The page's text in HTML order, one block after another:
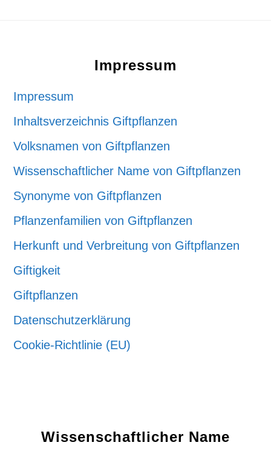
Impressum
Impressum
Inhaltsverzeichnis Giftpflanzen
Volksnamen von Giftpflanzen
Wissenschaftlicher Name von Giftpflanzen
Synonyme von Giftpflanzen
Pflanzenfamilien von Giftpflanzen
Herkunft und Verbreitung von Giftpflanzen
Giftigkeit
Giftpflanzen
Datenschutzerklärung
Cookie-Richtlinie (EU)
Wissenschaftlicher Name